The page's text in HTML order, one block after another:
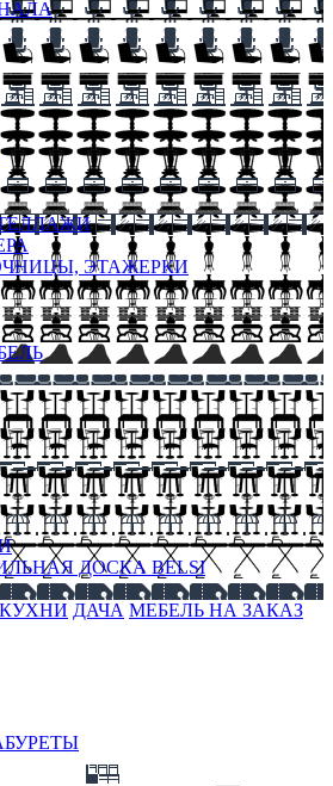
ЭТАЖЕРКИ
ДОСКА BELSI
ДАЧА МЕБЕЛЬ НА ЗАКАЗ